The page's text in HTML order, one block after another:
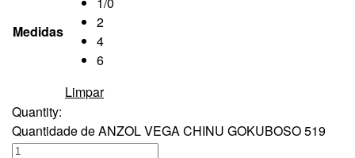
Medidas
2
4
6
Limpar
Quantity:
Quantidade de ANZOL VEGA CHINU GOKUBOSO 519